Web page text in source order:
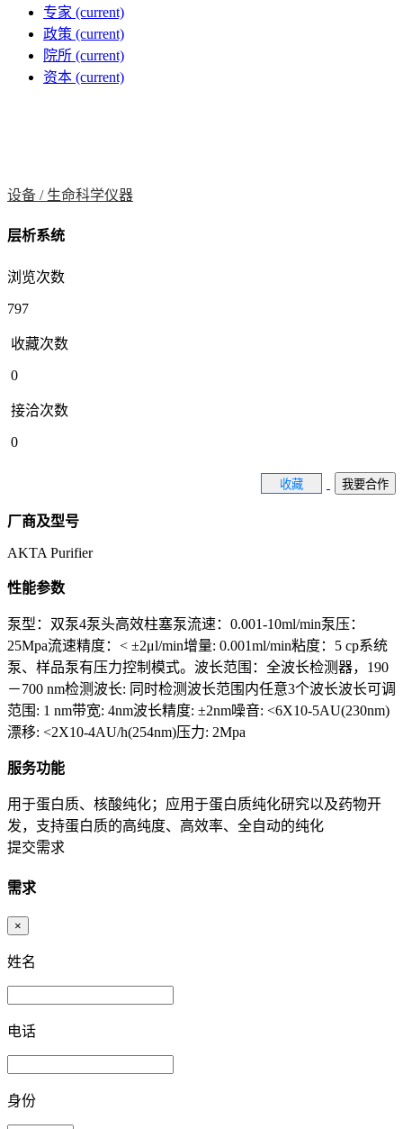
专家 (current)
政策 (current)
院所 (current)
资本 (current)
设备 / 生命科学仪器
层析系统
浏览次数
797
收藏次数
0
接洽次数
0
收藏 我要合作
厂商及型号
AKTA Purifier
性能参数
泵型：双泵4泵头高效柱塞泵流速：0.001-10ml/min泵压：
25Mpa流速精度：< ±2μl/min增量: 0.001ml/min粘度：5 cp系统
泵、样品泵有压力控制模式。波长范围：全波长检测器，190
－700 nm检测波长: 同时检测波长范围内任意3个波长波长可调
范围: 1 nm带宽: 4nm波长精度: ±2nm噪音: <6X10-5AU(230nm)
漂移: <2X10-4AU/h(254nm)压力: 2Mpa
服务功能
用于蛋白质、核酸纯化；应用于蛋白质纯化研究以及药物开
发，支持蛋白质的高纯度、高效率、全自动的纯化
提交需求
需求
×
姓名
电话
身份